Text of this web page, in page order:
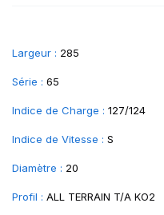
Largeur : 285
Série : 65
Indice de Charge : 127/124
Indice de Vitesse : S
Diamètre : 20
Profil : ALL TERRAIN T/A KO2